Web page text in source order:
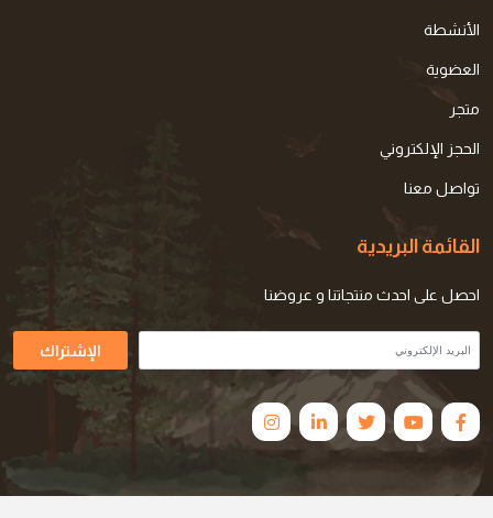
الأنشطة
العضوية
متجر
الحجز الإلكتروني
تواصل معنا
القائمة البريدية
احصل على احدث منتجاتنا و عروضنا
الإشتراك